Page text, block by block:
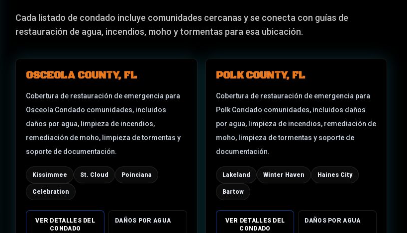
Cada listado de condado incluye comunidades cercanas y se conecta con guías de
restauración de agua, incendios, moho y tormentas para esa ubicación.
OSCEOLA COUNTY, FL
Cobertura de restauración de emergencia para
Osceola Condado comunidades, incluidos
daños por agua, limpieza de incendios,
remediación de moho, limpieza de tormentas y
soporte de documentación.
Kissimmee St. Cloud Poinciana
Celebration
VER DETALLES DEL
CONDADO
DAÑOS POR AGUA
POLK COUNTY, FL
Cobertura de restauración de emergencia para
Polk Condado comunidades, incluidos daños
por agua, limpieza de incendios, remediación de
moho, limpieza de tormentas y soporte de
documentación.
Lakeland Winter Haven Haines City
Bartow
VER DETALLES DEL
CONDADO
DAÑOS POR AGUA